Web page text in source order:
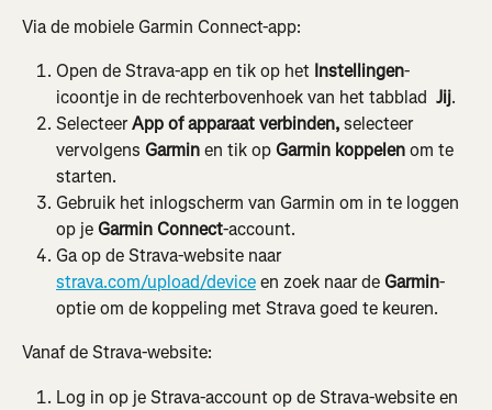
Via de mobiele Garmin Connect-app:
Open de Strava-app en tik op het Instellingen-
icoontje in de rechterbovenhoek van het tabblad Jij.
Selecteer App of apparaat verbinden, selecteer
vervolgens Garmin en tik op Garmin koppelen om te
starten.
Gebruik het inlogscherm van Garmin om in te loggen
op je Garmin Connect-account.
Ga op de Strava-website naar
strava.com/upload/device en zoek naar de Garmin-
optie om de koppeling met Strava goed te keuren.
Vanaf de Strava-website:
Log in op je Strava-account op de Strava-website en